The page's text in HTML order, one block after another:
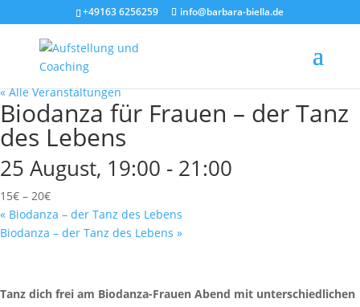
+49163 6256259 info@barbara-biella.de
« Alle Veranstaltungen
Biodanza für Frauen – der Tanz
des Lebens
25 August, 19:00 - 21:00
15€ – 20€
« Biodanza – der Tanz des Lebens
Biodanza – der Tanz des Lebens »
Tanz dich frei am Biodanza-Frauen Abend mit unterschiedlichen